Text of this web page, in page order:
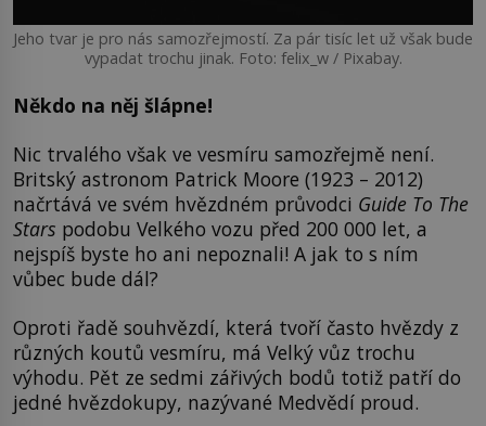
Jeho tvar je pro nás samozřejmostí. Za pár tisíc let už však bude
vypadat trochu jinak. Foto: felix_w / Pixabay.
Někdo na něj šlápne!
Nic trvalého však ve vesmíru samozřejmě není.
Britský astronom Patrick Moore (1923 – 2012)
načrtává ve svém hvězdném průvodci Guide To The
Stars podobu Velkého vozu před 200 000 let, a
nejspíš byste ho ani nepoznali! A jak to s ním
vůbec bude dál?
Oproti řadě souhvězdí, která tvoří často hvězdy z
různých koutů vesmíru, má Velký vůz trochu
výhodu. Pět ze sedmi zářivých bodů totiž patří do
jedné hvězdokupy, nazývané Medvědí proud.